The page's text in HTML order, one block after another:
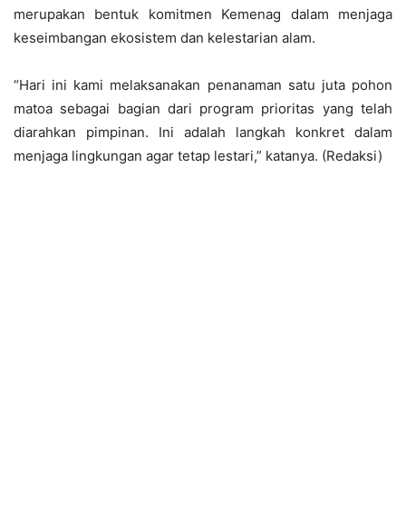
merupakan bentuk komitmen Kemenag dalam menjaga
keseimbangan ekosistem dan kelestarian alam.
“Hari ini kami melaksanakan penanaman satu juta pohon
matoa sebagai bagian dari program prioritas yang telah
diarahkan pimpinan. Ini adalah langkah konkret dalam
menjaga lingkungan agar tetap lestari,” katanya. (Redaksi)